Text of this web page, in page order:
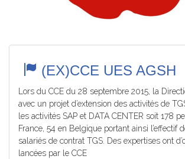
(EX)CCE UES AGSH
Lors du CCE du 28 septembre 2015, la
avec un projet d’extension des activités de
les activités SAP et DATA CENTER soit 178
France, 54 en Belgique portant ainsi l’effectif
salariés de contrat TGS. Des expertises ont
lancées par le CCE